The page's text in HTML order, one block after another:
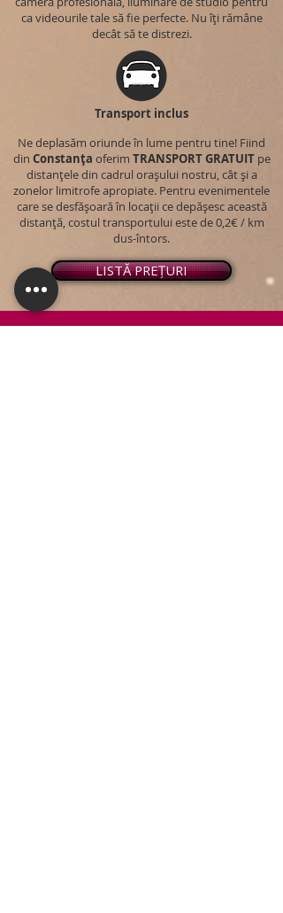
ca videourile tale să fie perfecte. Nu îți rămâne
decât să te distrezi.
Transport inclus
Ne deplasăm oriunde în lume pentru tine! Fiind
din Constanța oferim TRANSPORTGRATUITpe
distanțele din cadrul orașului nostru, cât și a
zonelor limitrofe apropiate. Pentru evenimentele
care se desfășoară în locații ce depășesc această
distanță, costul transportului este de 0,2€ / km
dus-întors.
LISTĂ PREȚURI